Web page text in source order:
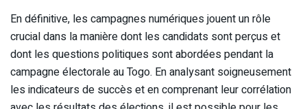
En définitive, les campagnes numériques jouent un rôle
crucial dans la manière dont les candidats sont perçus et
dont les questions politiques sont abordées pendant la
campagne électorale au Togo. En analysant soigneusement
les indicateurs de succès et en comprenant leur corrélation